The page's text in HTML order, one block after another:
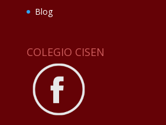
Blog
COLEGIO CISEN